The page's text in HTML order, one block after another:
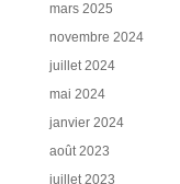
mars 2025
novembre 2024
juillet 2024
mai 2024
janvier 2024
août 2023
juillet 2023